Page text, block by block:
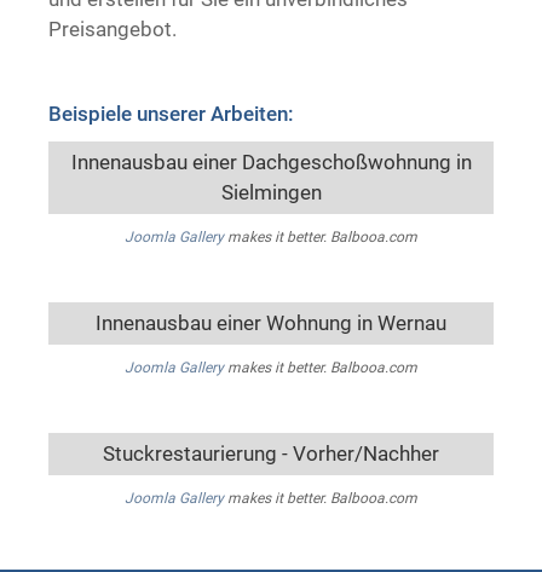
Preisangebot.
Beispiele unserer Arbeiten:
Innenausbau einer Dachgeschoßwohnung in
Sielmingen
Joomla Gallerymakes it better. Balbooa.com
Innenausbau einer Wohnung in Wernau
Joomla Gallerymakes it better. Balbooa.com
Stuckrestaurierung - Vorher/Nachher
Joomla Gallerymakes it better. Balbooa.com